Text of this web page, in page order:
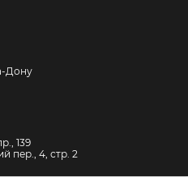
Дону
139
пер., 4, стр. 2